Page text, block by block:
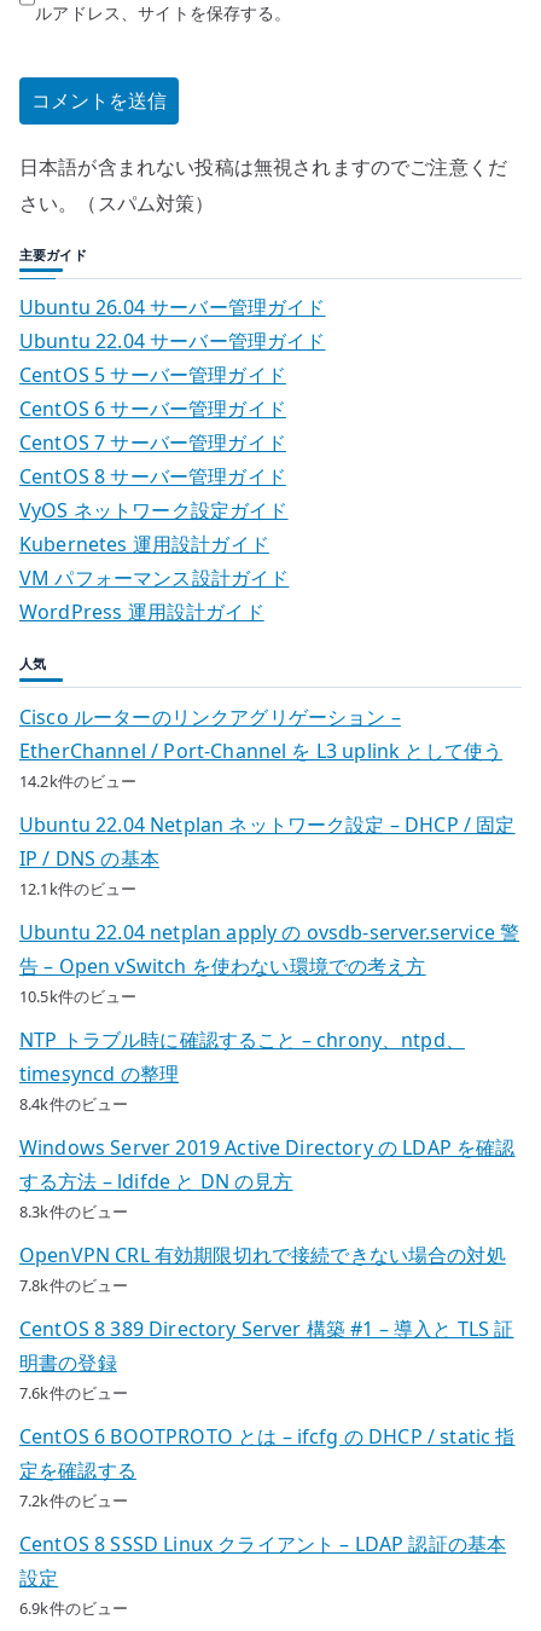
ルアドレス、サイトを保存する。
日本語が含まれない投稿は無視されますのでご注意くだ
さい。（スパム対策）
主要ガイド
Ubuntu 26.04 サーバー管理ガイド
Ubuntu 22.04 サーバー管理ガイド
CentOS 5 サーバー管理ガイド
CentOS 6 サーバー管理ガイド
CentOS 7 サーバー管理ガイド
CentOS 8 サーバー管理ガイド
VyOS ネットワーク設定ガイド
Kubernetes 運用設計ガイド
VM パフォーマンス設計ガイド
WordPress 運用設計ガイド
人気
Cisco ルーターのリンクアグリゲーション –
EtherChannel / Port-Channel を L3 uplink として使う
14.2k件のビュー
Ubuntu 22.04 Netplan ネットワーク設定 – DHCP / 固定
IP / DNS の基本
12.1k件のビュー
Ubuntu 22.04 netplan apply の ovsdb-server.service 警
告 – Open vSwitch を使わない環境での考え方
10.5k件のビュー
NTP トラブル時に確認すること – chrony、ntpd、
timesyncd の整理
8.4k件のビュー
Windows Server 2019 Active Directory の LDAP を確認
する方法 – ldifde と DN の見方
8.3k件のビュー
OpenVPN CRL 有効期限切れで接続できない場合の対処
7.8k件のビュー
CentOS 8 389 Directory Server 構築 #1 – 導入と TLS 証
明書の登録
7.6k件のビュー
CentOS 6 BOOTPROTO とは – ifcfg の DHCP / static 指
定を確認する
7.2k件のビュー
CentOS 8 SSSD Linux クライアント – LDAP 認証の基本
設定
6.9k件のビュー